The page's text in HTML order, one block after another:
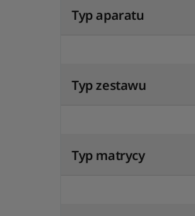
Typ aparatu
Typ zestawu
Typ matrycy